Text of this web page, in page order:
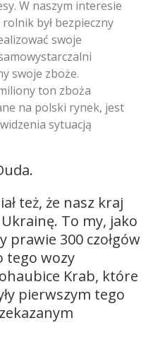
W naszym interesie
był bezpieczny
swoje
swoje zboże.
ton zboża
na polski rynek, jest
sytuacją
też, że nasz kraj
To my, jako
prawie 300 czołgów
tego wozy
Krab, które
pierwszym tego